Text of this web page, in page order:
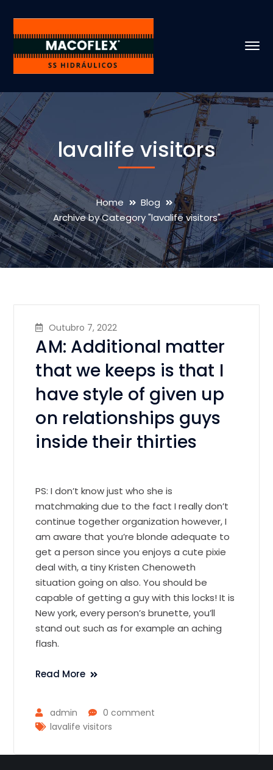
lavalife visitors
Home
Blog
Archive by Category "lavalife visitors"
Outubro 7, 2022
AM: Additional matter
that we keeps is that I
have style of given up
on relationships guys
inside their thirties
PS: I don’t know just who she is
matchmaking due to the fact I really don’t
continue together organization however, I
am aware that you’re blonde adequate to
get a person since you enjoys a cute pixie
deal with, a tiny Kristen Chenoweth
situation going on also. You should be
capable of getting a guy with this locks! It is
New york, every person’s brunette, you’ll
stand out such as for example an aching
flash.
Read More
admin
0 comment
lavalife visitors